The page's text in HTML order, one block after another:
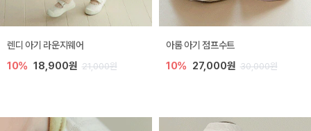
렌디 아기 라운지웨어
10% 18,900원 21,000원
아롬 아기 점프수트
10% 27,000원 30,000원